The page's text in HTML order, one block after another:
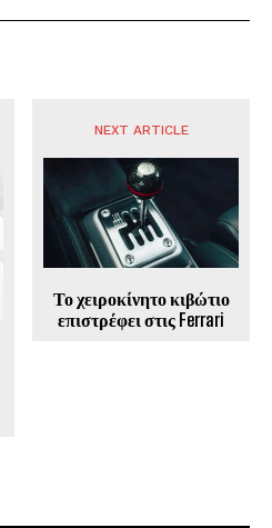
NEXT ARTICLE
Το χειροκίνητο κιβώτιο
επιστρέφει στις Ferrari